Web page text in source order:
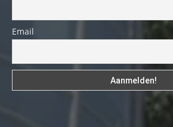
Email